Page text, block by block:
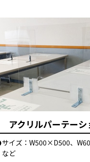
アクリルパーテーシ
サイズ：W500×D500、
など